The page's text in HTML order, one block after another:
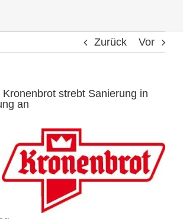
Zurück Vor
strebt Sanierung in
an